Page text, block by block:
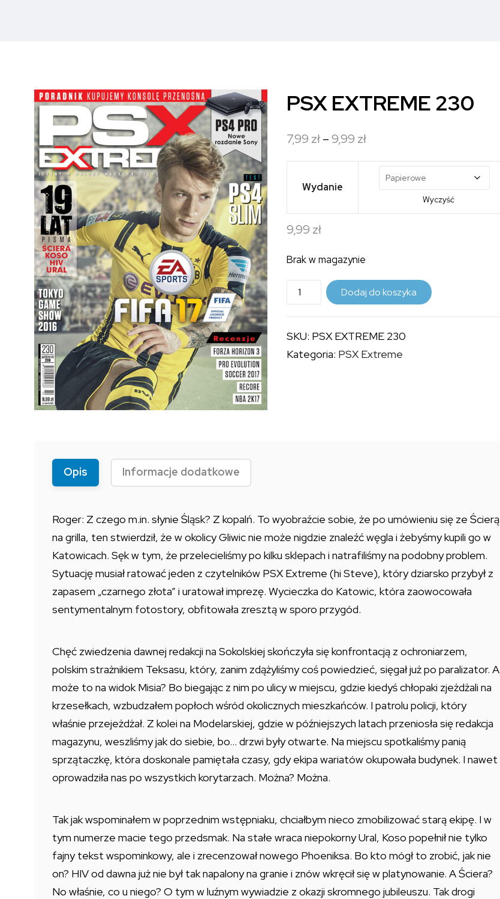
PSX EXTREME 230
7,99 zł– 9,99 złZakres
cen:
do
Wydanie
Wyczyść
9,99 zł
Brak w magazynie
ilość
PSX
230
Dodaj do koszyka
SKU: PSX EXTREME 230
Kategoria: PSX Extreme
Opis Informacje dodatkowe
Roger: Z czego m.in. słynie Śląsk? Z kopalń. To wyobraźcie sobie, że po umówieniu się ze Ścierą
na grilla, ten stwierdził, że w okolicy Gliwic nie może nigdzie znaleźć węgla i żebyśmy kupili go w
Katowicach. Sęk w tym, że przelecieliśmy po kilku sklepach i natrafiliśmy na podobny problem.
Sytuację musiał ratować jeden z czytelników PSX Extreme (hi Steve), który dziarsko przybył z
zapasem „czarnego złota” i uratował imprezę. Wycieczka do Katowic, która zaowocowała
sentymentalnym fotostory, obfitowała zresztą w sporo przygód.
Chęć zwiedzenia dawnej redakcji na Sokolskiej skończyła się konfrontacją z ochroniarzem,
polskim strażnikiem Teksasu, który, zanim zdążyliśmy coś powiedzieć, sięgał już po paralizator. A
może to na widok Misia? Bo biegając z nim po ulicy w miejscu, gdzie kiedyś chłopaki zjeżdżali na
krzesełkach, wzbudzałem popłoch wśród okolicznych mieszkańców. I patrolu policji, który
właśnie przejeżdżał. Z kolei na Modelarskiej, gdzie w późniejszych latach przeniosła się redakcja
magazynu, weszliśmy jak do siebie, bo… drzwi były otwarte. Na miejscu spotkaliśmy panią
sprzątaczkę, która doskonale pamiętała czasy, gdy ekipa wariatów okupowała budynek. I nawet
oprowadziła nas po wszystkich korytarzach. Można? Można.
Tak jak wspominałem w poprzednim wstępniaku, chciałbym nieco zmobilizować starą ekipę. I w
tym numerze macie tego przedsmak. Na stałe wraca niepokorny Ural, Koso popełnił nie tylko
fajny tekst wspominkowy, ale i zrecenzował nowego Phoeniksa. Bo kto mógł to zrobić, jak nie
on? HIV od dawna już nie był tak napalony na granie i znów wkręcił się w platynowanie. A Ściera?
No właśnie, co u niego? O tym w luźnym wywiadzie z okazji skromnego jubileuszu. Tak drogi